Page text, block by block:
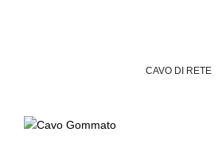
CAVO DI RETE